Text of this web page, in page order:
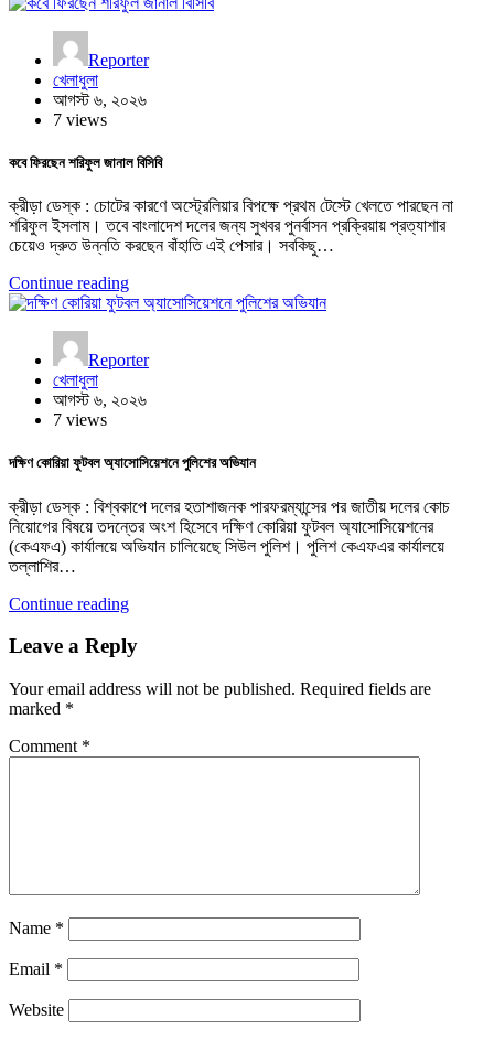
Reporter
খেলাধুলা
আগস্ট ৬, ২০২৬
7 views
কবে ফিরছেন শরিফুল জানাল বিসিবি
ক্রীড়া ডেস্ক : চোটের কারণে অস্ট্রেলিয়ার বিপক্ষে প্রথম টেস্টে খেলতে পারছেন না
শরিফুল ইসলাম। তবে বাংলাদেশ দলের জন্য সুখবর পুনর্বাসন প্রক্রিয়ায় প্রত্যাশার
চেয়েও দ্রুত উন্নতি করছেন বাঁহাতি এই পেসার। সবকিছু…
Continue reading
Reporter
খেলাধুলা
আগস্ট ৬, ২০২৬
7 views
দক্ষিণ কোরিয়া ফুটবল অ্যাসোসিয়েশনে পুলিশের অভিযান
ক্রীড়া ডেস্ক : বিশ্বকাপে দলের হতাশাজনক পারফরম্যান্সের পর জাতীয় দলের কোচ
নিয়োগের বিষয়ে তদন্তের অংশ হিসেবে দক্ষিণ কোরিয়া ফুটবল অ্যাসোসিয়েশনের
(কেএফএ) কার্যালয়ে অভিযান চালিয়েছে সিউল পুলিশ। পুলিশ কেএফএর কার্যালয়ে
তল্লাশির…
Continue reading
Leave a Reply
Your email address will not be published. Required fields are
marked *
Comment *
Name *
Email *
Website